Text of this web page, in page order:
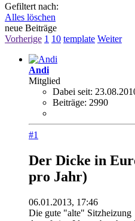
Gefiltert nach:
Alles löschen
neue Beiträge
Vorherige 1 10 template Weiter
Andi
Mitglied
Dabei seit:
Beiträge: 2990
#1
Der Dicke in
pro Jahr)
06.01.2013, 17:46
Die gute "alte" Sitzheizung